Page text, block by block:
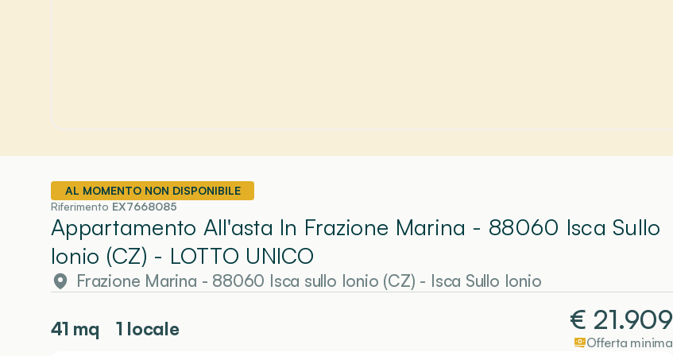
AL MOMENTO NON DISPONIBILE
Riferimento EX7668085
Appartamento All'asta In Frazione Marina - 88060 Isca Sullo
Ionio (CZ) - LOTTO UNICO
Frazione Marina - 88060 Isca sullo Ionio (CZ) - Isca Sullo Ionio
41 mq 1 locale € 21.909
Offerta minima